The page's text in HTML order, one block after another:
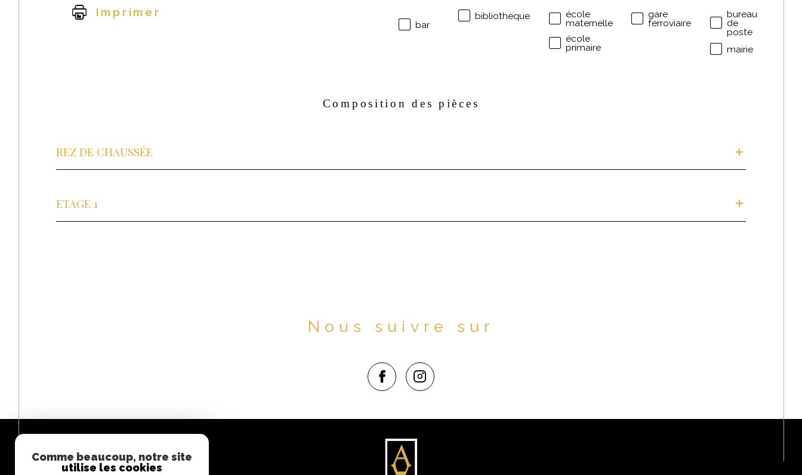
Imprimer
bar
bibliothèque école
maternelle
école
primaire
gare
ferroviaire
bureau
de
poste
mairie
Composition des pièces
REZ DE CHAUSSÉE
ETAGE 1
Nous suivre sur
Comme beaucoup, notre site
utilise les cookies